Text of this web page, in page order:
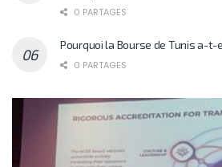
0 PARTAGES
Pourquoi la Bourse de Tunis a-t-
0 PARTAGES